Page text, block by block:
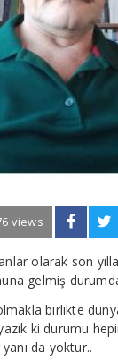
views
olarak son
gelmiş
birlikte
ki durumu
da yoktur..